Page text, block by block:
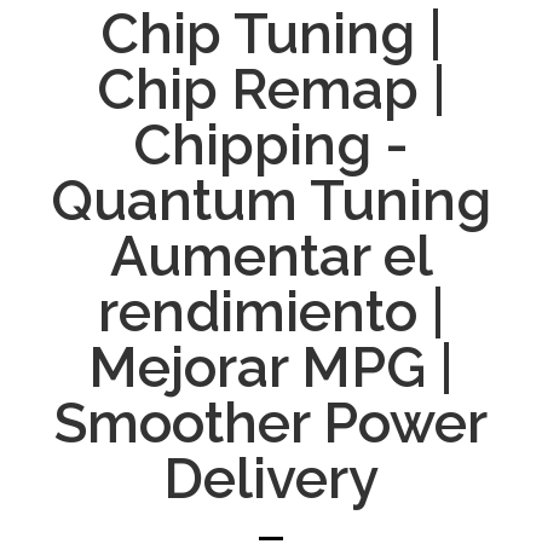
Chip Tuning |
Chip Remap |
Chipping -
Quantum Tuning
Aumentar el
rendimiento |
Mejorar MPG |
Smoother Power
Delivery